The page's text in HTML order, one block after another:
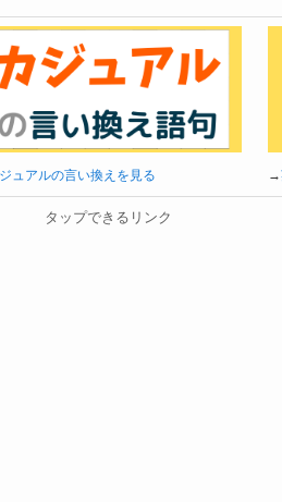
ュアルの言い換えを見る →
タップできるリンク